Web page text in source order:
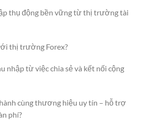
thụ động bền vững từ thị trường tài
thị trường Forex?
nhập từ việc chia sẻ và kết nối cộng
cùng thương hiệu uy tín – hỗ trợ
phí?